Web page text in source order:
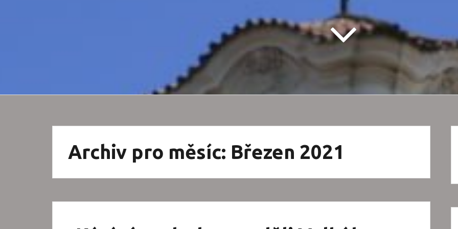
Archiv pro měsíc: Březen 2021